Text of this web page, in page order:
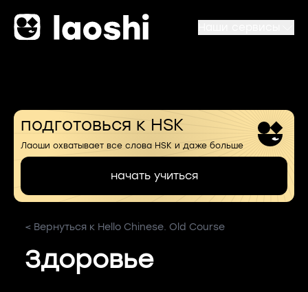
подготовься к HSK
Лаоши охватывает все слова HSK и даже больше
начать учиться
< Вернуться к Hello Chinese. Old Course
Здоровье